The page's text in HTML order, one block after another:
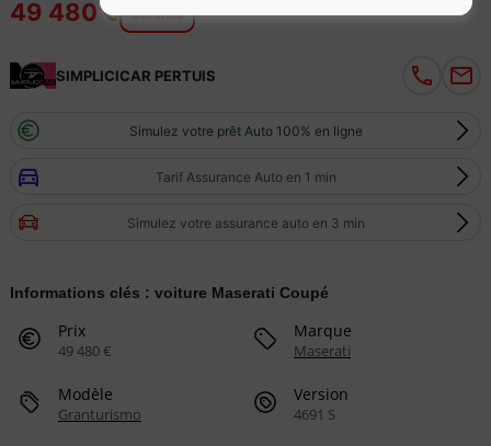
49 480 € Garantie
SIMPLICICAR PERTUIS
Simulez votre prêt Auto 100% en ligne
Tarif Assurance Auto en 1 min
Simulez votre assurance auto en 3 min
Informations clés : voiture Maserati Coupé
Prix
49 480 €
Marque
Maserati
Modèle
Granturismo
Version
4691 S